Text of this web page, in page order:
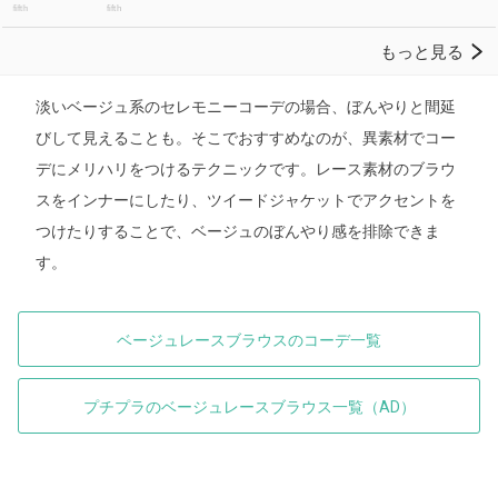
淡いベージュ系のセレモニーコーデの場合、ぼんやりと間延
びして見えることも。そこでおすすめなのが、異素材でコー
デにメリハリをつけるテクニックです。レース素材のブラウ
スをインナーにしたり、ツイードジャケットでアクセントを
つけたりすることで、ベージュのぼんやり感を排除できま
す。
ベージュレースブラウスのコーデ一覧
プチプラのベージュレースブラウス一覧（AD）